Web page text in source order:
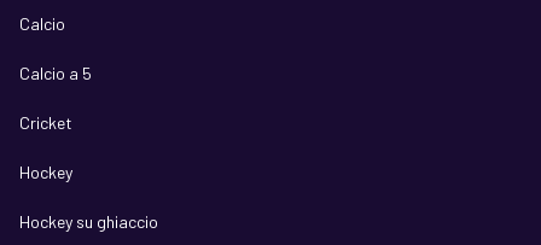
Calcio
Calcio a 5
Cricket
Hockey
Hockey su ghiaccio